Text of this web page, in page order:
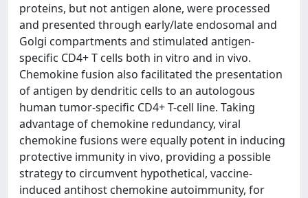
proteins, but not antigen alone, were processed
and presented through early/late endosomal and
Golgi compartments and stimulated antigen-
specific CD4+ T cells both in vitro and in vivo.
Chemokine fusion also facilitated the presentation
of antigen by dendritic cells to an autologous
human tumor-specific CD4+ T-cell line. Taking
advantage of chemokine redundancy, viral
chemokine fusions were equally potent in inducing
protective immunity in vivo, providing a possible
strategy to circumvent hypothetical, vaccine-
induced antihost chemokine autoimmunity, for